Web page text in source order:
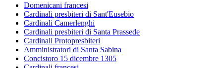
Domenicani francesi
Cardinali presbiteri di Sant'Eusebio
Cardinali Camerlenghi
Cardinali presbiteri di Santa Prassede
Cardinali Protopresbiteri
Amministratori di Santa Sabina
Concistoro 15 dicembre 1305